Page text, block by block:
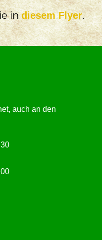
indiesem Flyer.
auch an den